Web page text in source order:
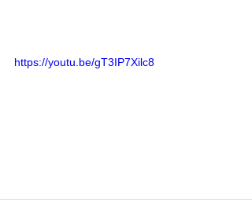
https://youtu.be/gT3IP7Xilc8